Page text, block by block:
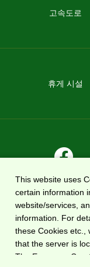
고속도로
휴게 시설
개인 정보 보호 정
전국 고속도로 정보 웹사이트
This website uses
certain information
website/services,
information. For
these Cookies etc.,
that the server is
The European